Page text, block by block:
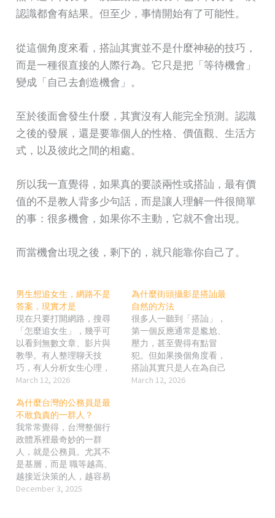
認識都會有結果。但至少，事情開始有了可能性。
從這個角度來看，搭訕其實並不是什麼神秘的技巧，
而是一種很直接的人際行為。它只是把「等待機會」
變成「自己去創造機會」。
至於後面會發生什麼，其實沒有人能完全預測。認識
之後的發展，還是要靠個人的性格、價值觀、生活方
式，以及彼此之間的相處。
所以我一直覺得，如果真的要談兩性或搭訕，最有價
值的不是教人背多少句話，而是讓人理解一件很簡單
的事：很多機會，如果你不主動，它就不會出現。
而當機會出現之後，剩下的，就只能靠你自己了。
男生想追女生，網路不是
答案，現實才是
現在只要打開網路，搜尋
「怎麼追女生」，幾乎可
以看到無數文章、影片與
教學。有人整理聊天技
巧，有人分析女生心理，
也有人教各種開場白和回
把這些方法學起來，就能
更容易接近自己喜歡的
人。 但如果真的回到現實
生活，很快就會發現一件
事：很多網路上的答案，
其實很難真正用在現實
裡。 人和人的互動，本來
就不可能照著公式走。每
March 12, 2026
為什麼街頭攝影是搭訕最
自然的方法
很多人一聽到「搭訕」，
第一個反應通常是尷尬、
壓力，甚至覺得有點冒
犯。但如果換個角度看，
搭訕其實只是人在為自己
爭取認識他人的機會。很
March 12, 2026
為什麼台灣的公務員是最
不敢負責的一群人？
我常常覺得，台灣整個行
政體系裡最奇妙的一群
人，就是公務員。尤其不
是基層，而是 職等越高、
越接近決策的人，越容易
展現出一種奇特的特質：
December 3, 2025